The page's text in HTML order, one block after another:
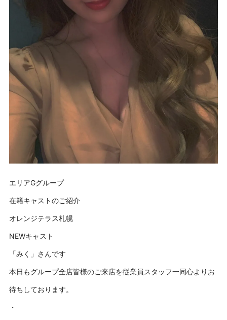
エリアGグループ
在籍キャストのご紹介
オレンジテラス札幌
NEWキャスト
「みく」さんです
本日もグループ全店皆様のご来店を従業員スタッフ一同心よりお
待ちしております。
・